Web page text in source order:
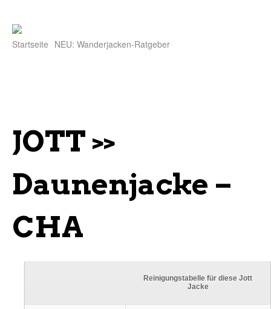
Startseite NEU: Wanderjacken-Ratgeber
JOTT >>
Daunenjacke –
CHA
Reinigungstabelle für diese Jott
Jacke